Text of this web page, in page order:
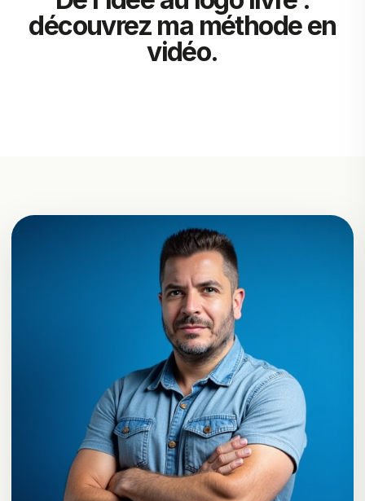
découvrez ma méthode en
vidéo.